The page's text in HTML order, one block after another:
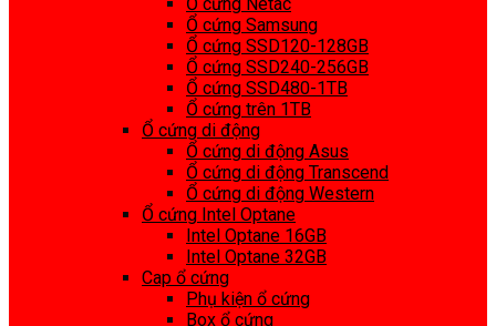
Ổ cứng Samsung
Ổ cứng SSD120-128GB
Ổ cứng SSD240-256GB
Ổ cứng SSD480-1TB
Ổ cứng trên 1TB
Ổ cứng di động
Ổ cứng di động Asus
Ổ cứng di động Transcend
Ổ cứng di động Western
Ổ cứng Intel Optane
Intel Optane 16GB
Intel Optane 32GB
Cap ổ cứng
Phụ kiện ổ cứng
Box ổ cứng